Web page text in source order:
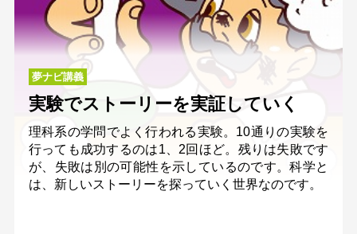
夢ナビ講義
実験でストーリーを実証していく
理科系の学問でよく行われる実験。10通りの実験を
行っても成功するのは1、2回ほど。残りは失敗です
が、失敗は別の可能性を示しているのです。科学と
は、新しいストーリーを探っていく世界なのです。